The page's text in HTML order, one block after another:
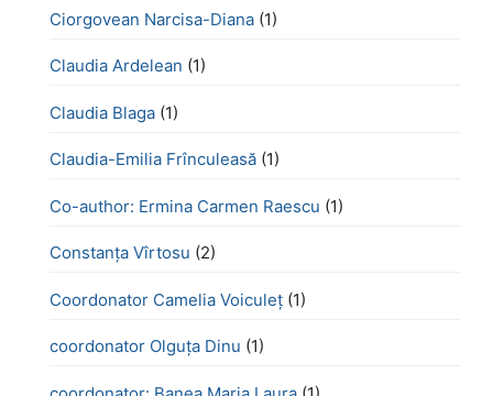
Ciorgovean Narcisa-Diana (1)
Claudia Ardelean (1)
Claudia Blaga (1)
Claudia-Emilia Frînculeasă (1)
Co-author: Ermina Carmen Raescu (1)
Constanța Vîrtosu (2)
Coordonator Camelia Voiculeț (1)
coordonator Olguța Dinu (1)